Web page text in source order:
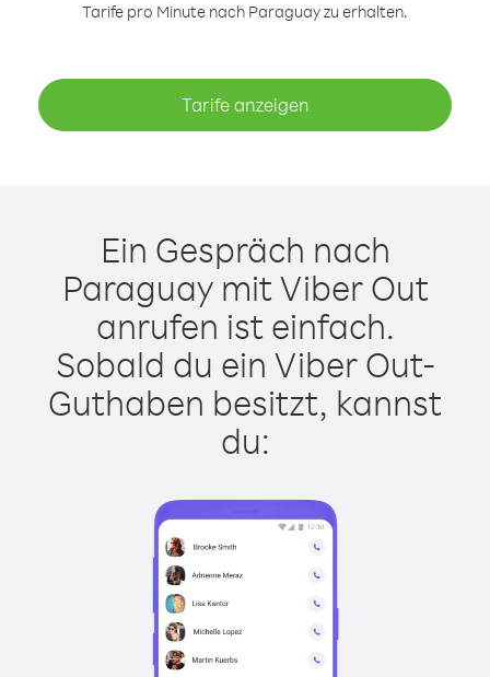
Tarife pro Minute nach Paraguay zu erhalten.
Tarife anzeigen
Ein Gespräch nach
Paraguay mit Viber Out
anrufen ist einfach.
Sobald du ein Viber Out-
Guthaben besitzt, kannst
du: